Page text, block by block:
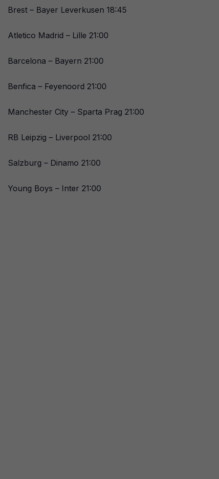
Brest – Bayer Leverkusen 18:45
Atletico Madrid – Lille 21:00
Barcelona – Bayern 21:00
Benfica – Feyenoord 21:00
Manchester City – Sparta Prag 21:00
RB Leipzig – Liverpool 21:00
Salzburg – Dinamo 21:00
Young Boys – Inter 21:00